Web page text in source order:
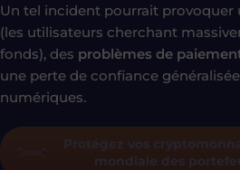
Un tel incident pourrait provoquer
(les utilisateurs cherchant
fonds), des problèmes de
une perte de confiance
numériques.
Protégez vos
mondiale des